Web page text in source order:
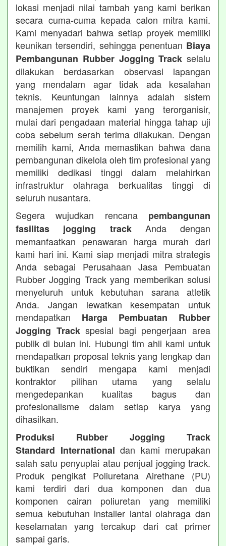
lokasi menjadi nilai tambah yang kami berikan
secara cuma-cuma kepada calon mitra kami.
Kami menyadari bahwa setiap proyek memiliki
keunikan tersendiri, sehingga penentuan Biaya
Pembangunan Rubber Jogging Track selalu
dilakukan berdasarkan observasi lapangan
yang mendalam agar tidak ada kesalahan
teknis. Keuntungan lainnya adalah sistem
manajemen proyek kami yang terorganisir,
mulai dari pengadaan material hingga tahap uji
coba sebelum serah terima dilakukan. Dengan
memilih kami, Anda memastikan bahwa dana
pembangunan dikelola oleh tim profesional yang
memiliki dedikasi tinggi dalam melahirkan
infrastruktur olahraga berkualitas tinggi di
seluruh nusantara.
Segera wujudkan rencana pembangunan
fasilitas jogging trackAnda dengan
memanfaatkan penawaran harga murah dari
kami hari ini. Kami siap menjadi mitra strategis
Anda sebagai Perusahaan Jasa Pembuatan
Rubber Jogging Track yang memberikan solusi
menyeluruh untuk kebutuhan sarana atletik
Anda. Jangan lewatkan kesempatan untuk
mendapatkan Harga Pembuatan Rubber
Jogging Trackspesial bagi pengerjaan area
publik di bulan ini. Hubungi tim ahli kami untuk
mendapatkan proposal teknis yang lengkap dan
buktikan sendiri mengapa kami menjadi
kontraktor pilihan utama yang selalu
mengedepankan kualitas bagus dan
profesionalisme dalam setiap karya yang
dihasilkan.
Produksi Rubber Jogging Track
Standard International dan kami merupakan
salah satu penyuplai atau penjual jogging track.
Produk pengikat Poliuretana Airethane (PU)
kami terdiri dari dua komponen dan dua
komponen cairan poliuretan yang memiliki
semua kebutuhan installer lantai olahraga dan
keselamatan yang tercakup dari cat primer
sampai garis.